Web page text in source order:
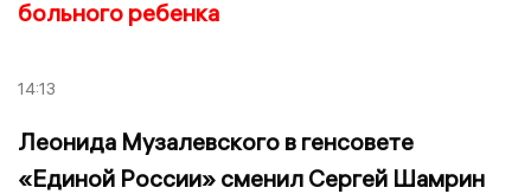
больного ребенка
14:13
Леонида Музалевского в генсовете
«Единой России» сменил Сергей Шамрин